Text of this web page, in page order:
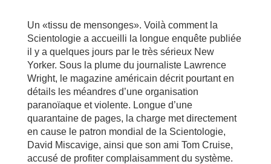
Un «tissu de mensonges». Voilà comment la
Scientologie a accueilli la longue enquête publiée
il y a quelques jours par le très sérieux New
Yorker. Sous la plume du journaliste Lawrence
Wright, le magazine américain décrit pourtant en
détails les méandres d’une organisation
paranoïaque et violente. Longue d’une
quarantaine de pages, la charge met directement
en cause le patron mondial de la Scientologie,
David Miscavige, ainsi que son ami Tom Cruise,
accusé de profiter complaisamment du système.